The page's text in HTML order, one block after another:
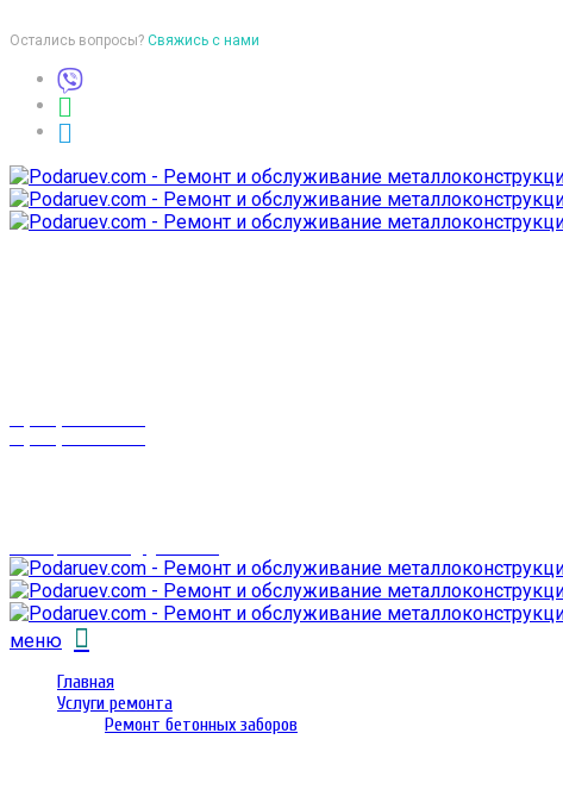
Остались вопросы? Свяжись с нами
меню
Главная
Услуги ремонта
Ремонт бетонных заборов